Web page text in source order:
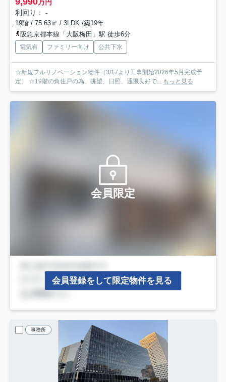
万円
利回り： -
19階 / 75.63㎡ / 3LDK /築19年
阪急京都本線「大阪梅田」駅 徒歩6分
電気有 ファミリー向け 公共下水
☆新規フルリノベーション物件（3/17より工事開始2026年5月完成予
定） ☆19階の角住戸の為、眺望、日照、通風良好で...
もっと見る
会員限定
会員登録をして限定物件を見る
事務所